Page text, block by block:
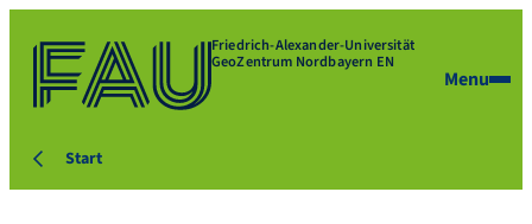
Friedrich-Alexander-Universität
GeoZentrum Nordbayern EN
Menu
Start